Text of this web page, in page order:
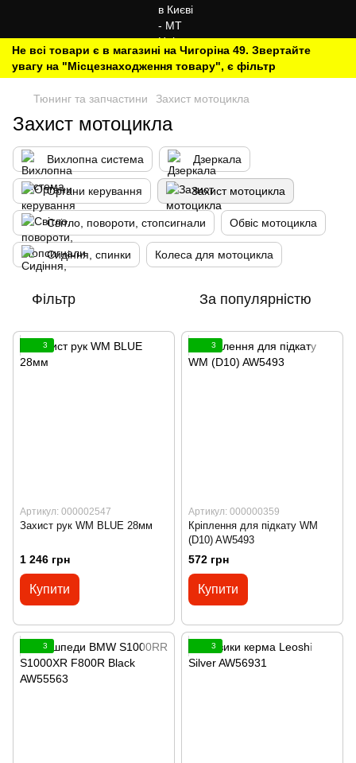
Не всі товари є в магазині на Чигоріна 49. Звертайте
увагу на "Місцезнаходження товару", є фільтр
Тюнинг та запчастини Захист мотоцикла
Захист мотоцикла
Вихлопна система Дзеркала
Органи керування Захист мотоцикла
Світло, повороти, стопсигнали Обвіс мотоцикла
Сидіння, спинки Колеса для мотоцикла
Фільтр За популярністю
3
Артикул: 000002547
Захист рук WM BLUE 28мм
1 246 грн
Купити
3
Артикул: 000000359
Кріплення для підкату WM
(D10) AW5493
572 грн
Купити
3 3